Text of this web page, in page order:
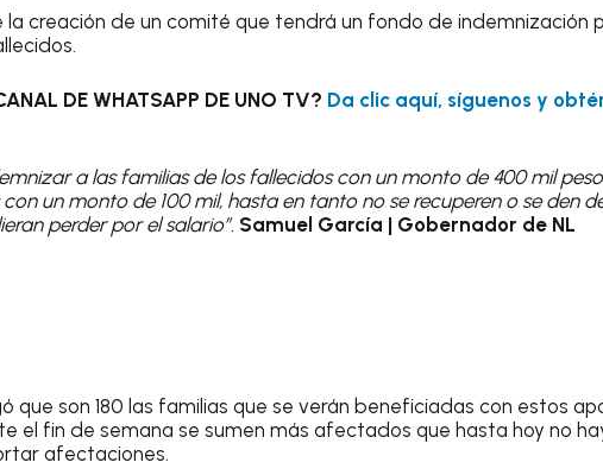
creación de un comité que tendrá un fondo de indemnización
DE WHATSAPP DE UNO TV? Da clic aquí, síguenos y
a las familias de los fallecidos con un monto de 400 mil
un monto de 100 mil, hasta en tanto no se recuperen o se den
perder por el salario”. Samuel García | Gobernador de NL
que son 180 las familias que se verán beneficiadas con estos
el fin de semana se sumen más afectados que hasta hoy no
afectaciones.